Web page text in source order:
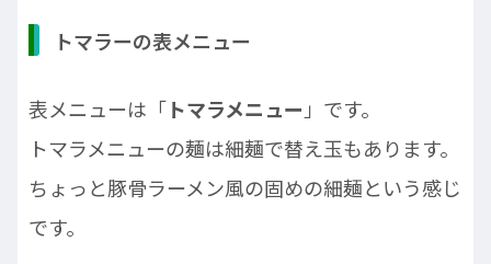
トマラーの表メニュー
表メニューは「トマラメニュー 」です。
トマラメニューの麺は細麺で替え玉もあります。
ちょっと豚骨ラーメン風の固めの細麺という感じ
です。